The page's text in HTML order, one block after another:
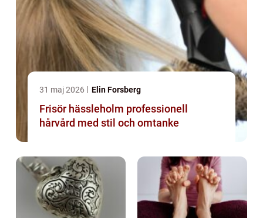
31 maj 2026 Elin Forsberg
Frisör hässleholm professionell
hårvård med stil och omtanke